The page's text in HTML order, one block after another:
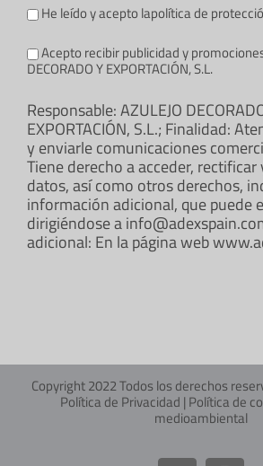
He leído y acepto lapolítica de
Acepto recibir publicidad y
DECORADO Y EXPORTACIÓN, S.L.
Responsable: AZULEJO
EXPORTACIÓN, S.L.; Finalidad:
y enviarle comunicaciones
Tiene derecho a acceder,
datos, así como otros derechos,
información adicional, que puede
dirigiéndose a
adicional: En la página web
Copyright 2022 Todos los derechos
Política de Privacidad |Política de
medioambiental